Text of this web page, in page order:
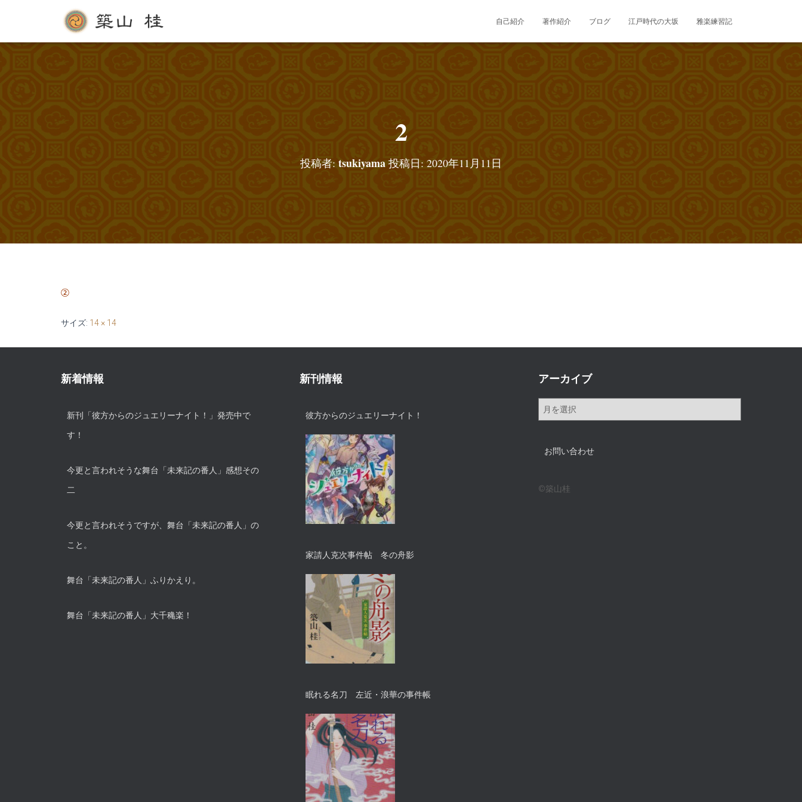
自己紹介 著作紹介 ブログ 江戸時代の大坂 雅楽練習記
2
投稿者: tsukiyama 投稿日: 2020年11月11日
サイズ: 14 × 14
新着情報
新刊「彼方からのジュエリーナイト！」発売中で
す！
今更と言われそうな舞台「未来記の番人」感想その
二
今更と言われそうですが、舞台「未来記の番人」の
こと。
舞台「未来記の番人」ふりかえり。
舞台「未来記の番人」大千穐楽！
新刊情報
彼方からのジュエリーナイト！
家請人克次事件帖 冬の舟影
眠れる名刀 左近・浪華の事件帳
アーカイブ
ア
ブ
お問い合わせ
©築山桂